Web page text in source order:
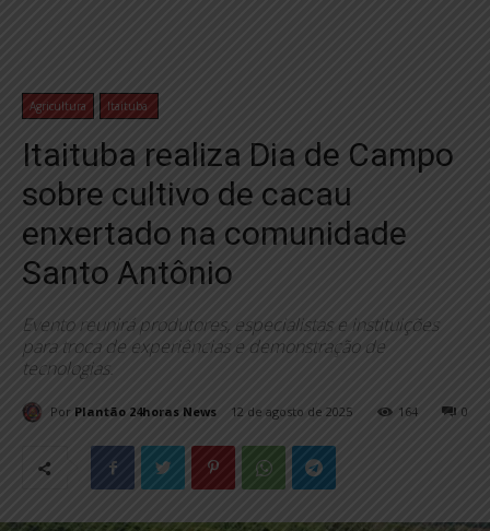
Agricultura Itaituba
Itaituba realiza Dia de Campo
sobre cultivo de cacau
enxertado na comunidade
Santo Antônio
Evento reunirá produtores, especialistas e instituições
para troca de experiências e demonstração de
tecnologias.
Por Plantão 24horas News 12 de agosto de 2025 0
164